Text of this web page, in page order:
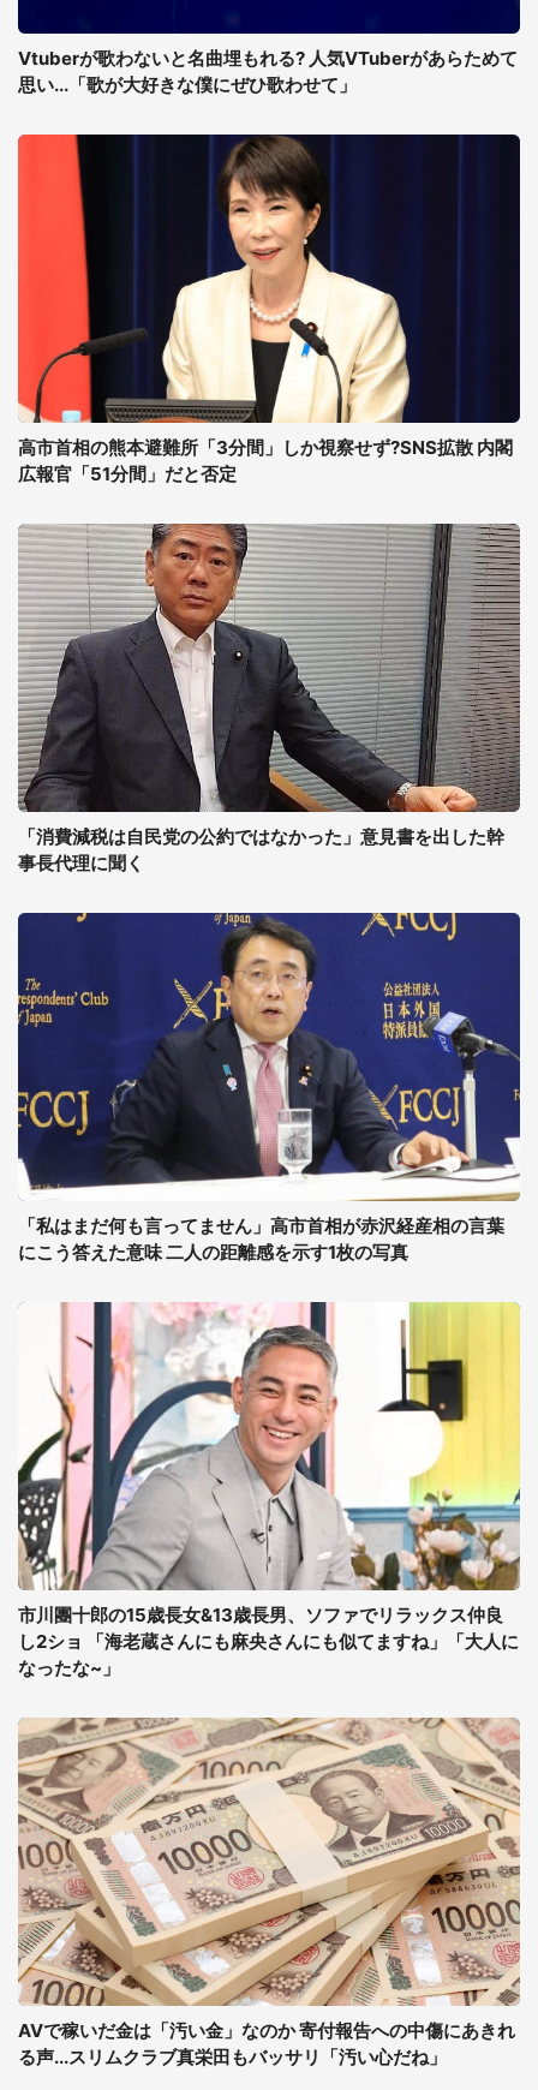
Vtuberが歌わないと名曲埋もれる? 人気VTuberがあらためて
思い...「歌が大好きな僕にぜひ歌わせて」
高市首相の熊本避難所「3分間」しか視察せず?SNS拡散 内閣
広報官「51分間」だと否定
「消費減税は自民党の公約ではなかった」意見書を出した幹
事長代理に聞く
「私はまだ何も言ってません」高市首相が赤沢経産相の言葉
にこう答えた意味 二人の距離感を示す1枚の写真
市川團十郎の15歳長女&13歳長男、ソファでリラックス仲良
し2ショ 「海老蔵さんにも麻央さんにも似てますね」「大人に
なったな~」
AVで稼いだ金は「汚い金」なのか 寄付報告への中傷にあきれ
る声...スリムクラブ真栄田もバッサリ「汚い心だね」